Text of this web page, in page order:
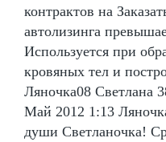
контрактов на
автолизинга
Используется при
кровяных тел и
Ляночка08 Светлана
Май 2012 1:13
души Светланочка!